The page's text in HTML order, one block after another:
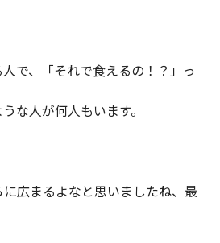
で、「それで食えるの！？」っ
な人が何人もいます。
広まるよなと思いましたね、最